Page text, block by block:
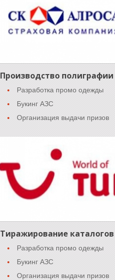
Производство полиграфии
Разработка промо одежды
Букинг АЗС
Организация выдачи призов
Тиражирование каталогов
Разработка промо одежды
Букинг АЗС
Организация выдачи призов